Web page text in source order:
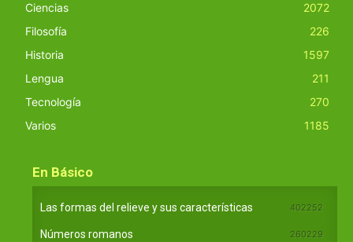
Ciencias
2072
Filosofía
226
Historia
1597
Lengua
211
Tecnología
270
Varios
1185
En Básico
Las formas del relieve y sus características 402252
Números romanos 260229